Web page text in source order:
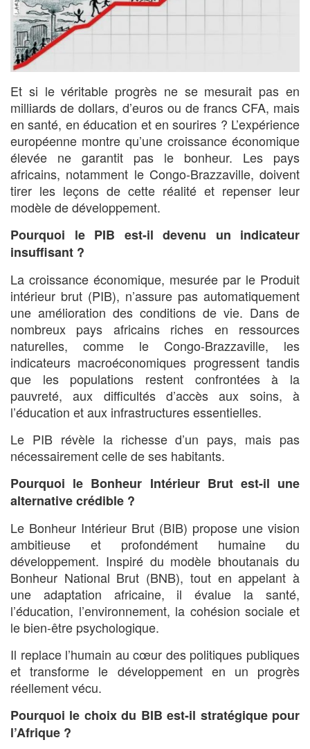
Et si le véritable progrès ne se mesurait pas en
milliards de dollars, d’euros ou de francs CFA, mais
en santé, en éducation et en sourires ? L’expérience
européenne montre qu’une croissance économique
élevée ne garantit pas le bonheur. Les pays
africains, notamment le Congo-Brazzaville, doivent
tirer les leçons de cette réalité et repenser leur
modèle de développement.
Pourquoi le PIB est-il devenu un indicateur
insuffisant ?
La croissance économique, mesurée par le Produit
intérieur brut (PIB), n’assure pas automatiquement
une amélioration des conditions de vie. Dans de
nombreux pays africains riches en ressources
naturelles, comme le Congo-Brazzaville, les
indicateurs macroéconomiques progressent tandis
que les populations restent confrontées à la
pauvreté, aux difficultés d’accès aux soins, à
l’éducation et aux infrastructures essentielles.
Le PIB révèle la richesse d’un pays, mais pas
nécessairement celle de ses habitants.
Pourquoi le Bonheur Intérieur Brut est-il une
alternative crédible ?
Le Bonheur Intérieur Brut (BIB) propose une vision
ambitieuse et profondément humaine du
développement. Inspiré du modèle bhoutanais du
Bonheur National Brut (BNB), tout en appelant à
une adaptation africaine, il évalue la santé,
l’éducation, l’environnement, la cohésion sociale et
le bien-être psychologique.
Il replace l’humain au cœur des politiques publiques
et transforme le développement en un progrès
réellement vécu.
Pourquoi le choix du BIB est-il stratégique pour
l’Afrique ?